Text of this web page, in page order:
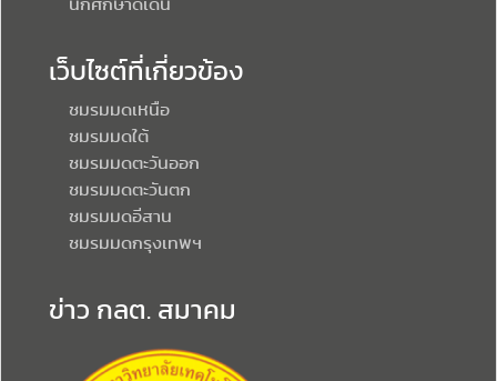
นักศึกษาดีเด่น
เว็บไซต์ที่เกี่ยวข้อง
ชมรมมดเหนือ
ชมรมมดใต้
ชมรมมดตะวันออก
ชมรมมดตะวันตก
ชมรมมดอีสาน
ชมรมมดกรุงเทพฯ
ข่าว กลต. สมาคม